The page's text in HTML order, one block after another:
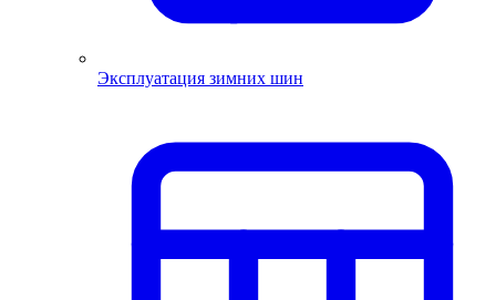
Эксплуатация зимних шин